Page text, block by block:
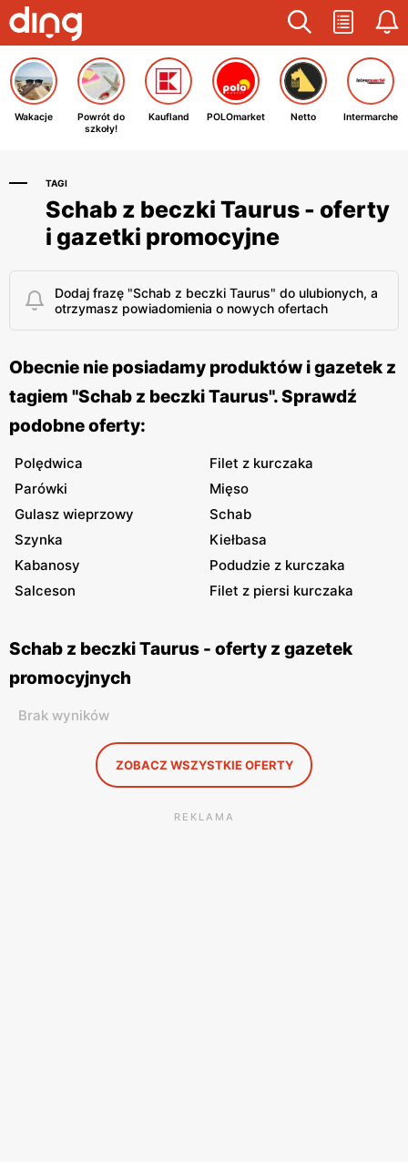
Wakacje
Powrót do
szkoły!
Kaufland POLOmarket Netto Intermarche
TAGI
Schab z beczki Taurus - oferty
i gazetki promocyjne
Dodaj frazę "Schab z beczki Taurus" do ulubionych, a
otrzymasz powiadomienia o nowych ofertach
Obecnie nie posiadamy produktów i gazetek z
tagiem "Schab z beczki Taurus". Sprawdź
podobne oferty:
Polędwica
Filet z kurczaka
Parówki
Mięso
Gulasz wieprzowy
Schab
Szynka
Kiełbasa
Kabanosy
Podudzie z kurczaka
Salceson
Filet z piersi kurczaka
Schab z beczki Taurus - oferty z gazetek
promocyjnych
Brak wyników
ZOBACZ WSZYSTKIE OFERTY
REKLAMA